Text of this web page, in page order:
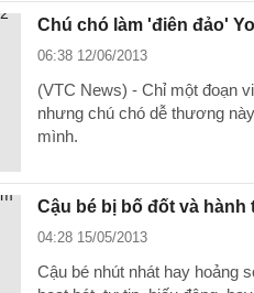
Chú chó làm 'điên đảo'
06:38 12/06/2013
(VTC News) - Chỉ một đoạn
nhưng chú chó dễ thương
mình.
Cậu bé bị bố đốt và
04:28 15/05/2013
Cậu bé nhút nhát hay hoảng